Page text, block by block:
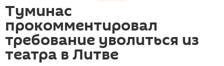
Туминас
прокомментировал
требование уволиться из
театра в Литве